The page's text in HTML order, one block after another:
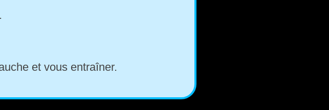
et vous entraîner.